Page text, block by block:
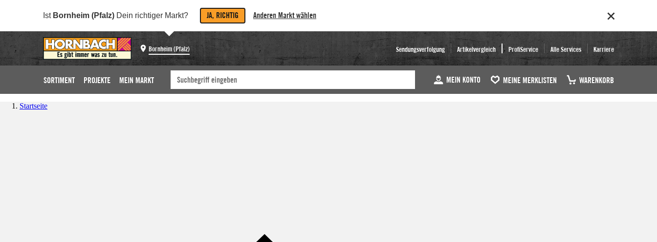
Ist Bornheim (Pfalz) Dein richtiger Markt? JA, RICHTIG Anderen Markt wählen
Bornheim (Pfalz) Sendungsverfolgung Artikelvergleich ProfiService Alle Services Karriere
SORTIMENT PROJEKTE MEIN MARKT MEIN KONTO MEINE MERKLISTEN WARENKORB
Startseite